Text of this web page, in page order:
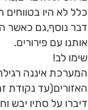
כלל לא היו בטווחים
אותנו עם פירורים.
שימו לב!
המערכת איננה
האזורים(עד נקודת
דיברו על סתיו יבש